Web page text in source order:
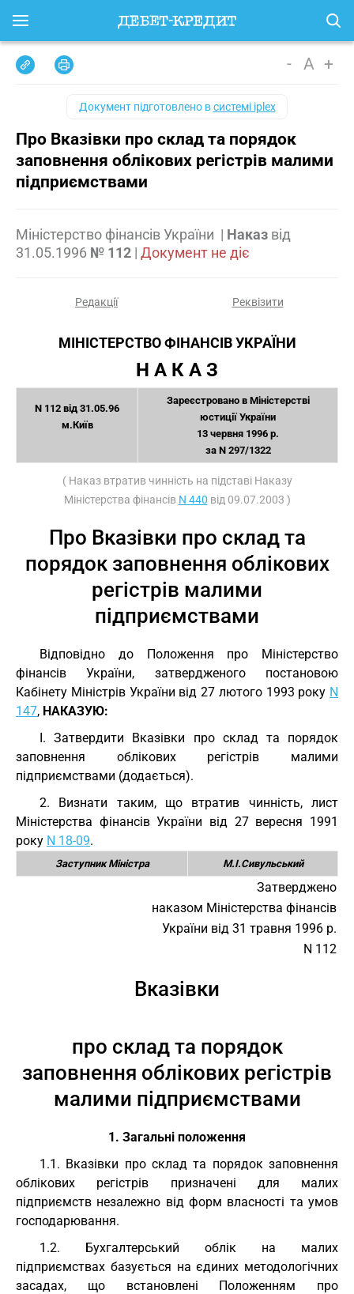
- A +
Документ підготовлено всистемі iplex
Про Вказівки про склад та порядок
заповнення облікових регістрів малими
підприємствами
Міністерство фінансів України | Наказ від
31.05.1996 № 112 | Документ не діє
Редакції Реквізити
МІНІСТЕРСТВО ФІНАНСІВ УКРАЇНИ
Н А К А З
N 112 від 31.05.96
м.Київ
Зареєстровано в Міністерстві
юстиції України
13 червня 1996 р.
за N 297/1322
( Наказ втратив чинність на підставі Наказу
Міністерства фінансів N 440 від 09.07.2003 )
Про Вказівки про склад та
порядок заповнення облікових
регістрів малими
підприємствами
Відповідно до Положення про Міністерство
фінансів України, затвердженого постановою
Кабінету Міністрів України від 27 лютого 1993 року N
147, НАКАЗУЮ:
I. Затвердити Вказівки про склад та порядок
заповнення облікових регістрів малими
підприємствами (додається).
2. Визнати таким, що втратив чинність, лист
Міністерства фінансів України від 27 вересня 1991
року N 18-09.
Заступник Міністра М.І.Сивульський
Затверджено
наказом Міністерства фінансів
України від 31 травня 1996 р.
N 112
Вказівки
про склад та порядок
заповнення облікових регістрів
малими підприємствами
1. Загальні положення
1.1. Вказівки про склад та порядок заповнення
облікових регістрів призначені для малих
підприємств незалежно від форм власності та умов
господарювання.
1.2. Бухгалтерський облік на малих
підприємствах базується на єдиних методологічних
засадах, що встановлені Положенням про